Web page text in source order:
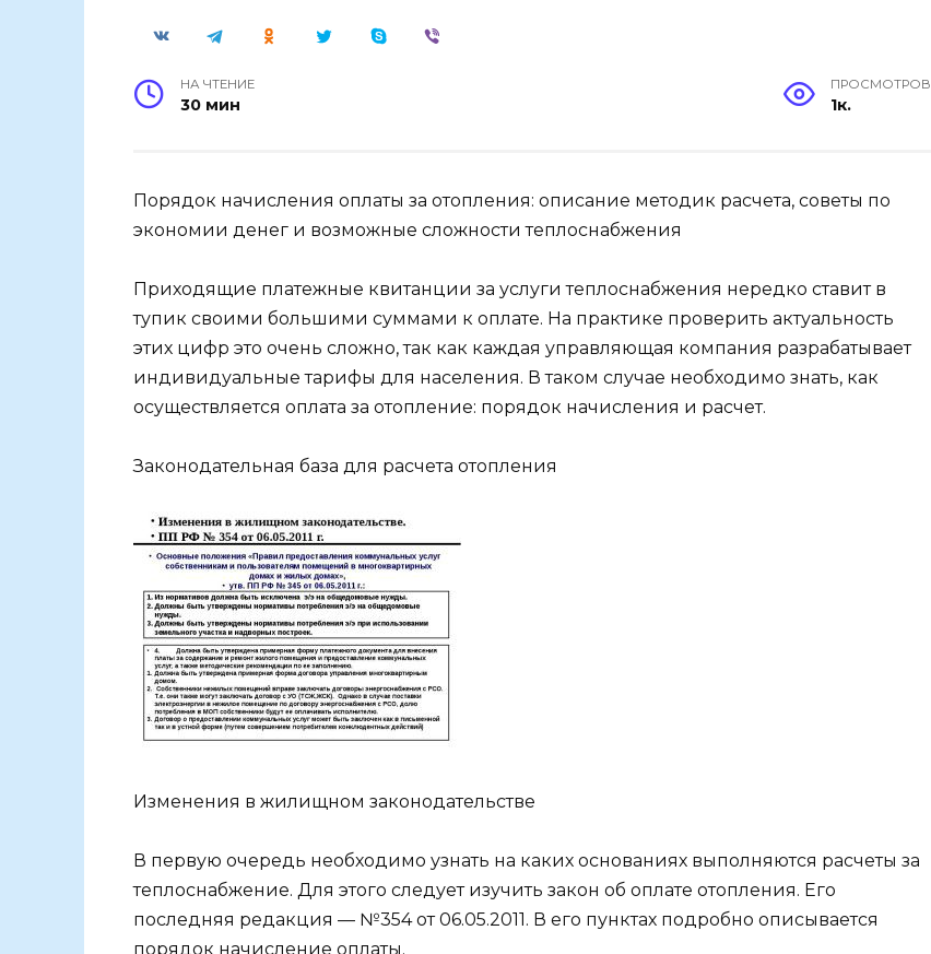
НА ЧТЕНИЕ
30 мин
ПРОСМОТРОВ
1к.
Порядок начисления оплаты за отопления: описание методик расчета, советы по
экономии денег и возможные сложности теплоснабжения
Приходящие платежные квитанции за услуги теплоснабжения нередко ставит в
тупик своими большими суммами к оплате. На практике проверить актуальность
этих цифр это очень сложно, так как каждая управляющая компания разрабатывает
индивидуальные тарифы для населения. В таком случае необходимо знать, как
осуществляется оплата за отопление: порядок начисления и расчет.
Законодательная база для расчета отопления
Изменения в жилищном законодательстве
В первую очередь необходимо узнать на каких основаниях выполняются расчеты за
теплоснабжение. Для этого следует изучить закон об оплате отопления. Его
последняя редакция — №354 от 06.05.2011. В его пунктах подробно описывается
порядок начисление оплаты.